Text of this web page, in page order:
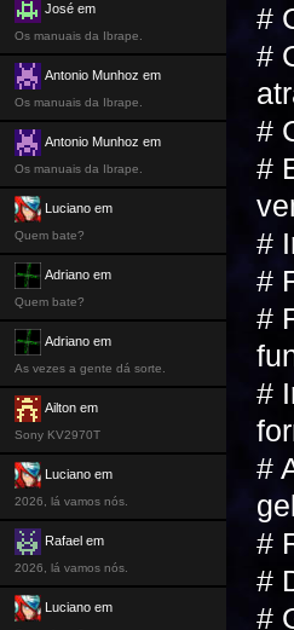
#
#
#
#
#
#
#
#
#
#
#
#
José em
Os manuais da Ibrape.
Antonio Munhoz em
Os manuais da Ibrape.
Antonio Munhoz em
Os manuais da Ibrape.
Luciano em
Quem bate?
Adriano em
Quem bate?
Adriano em
As vezes a gente dá sorte.
Ailton em
Sony KV2970T
Luciano em
2026, lá vamos nós.
Rafael em
2026, lá vamos nós.
Luciano em